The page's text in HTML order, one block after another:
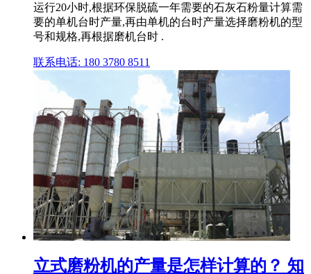
运行20小时,根据环保脱硫一年需要的石灰石粉量计算需
要的单机台时产量,再由单机的台时产量选择磨粉机的型
号和规格,再根据磨机台时 .
联系电话: 180 3780 8511
立式磨粉机的产量是怎样计算的？ 知